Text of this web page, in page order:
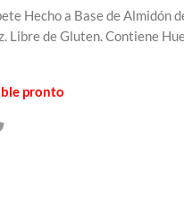
Hecho a Base de Almidón
Libre de Gluten. Contiene
pronto